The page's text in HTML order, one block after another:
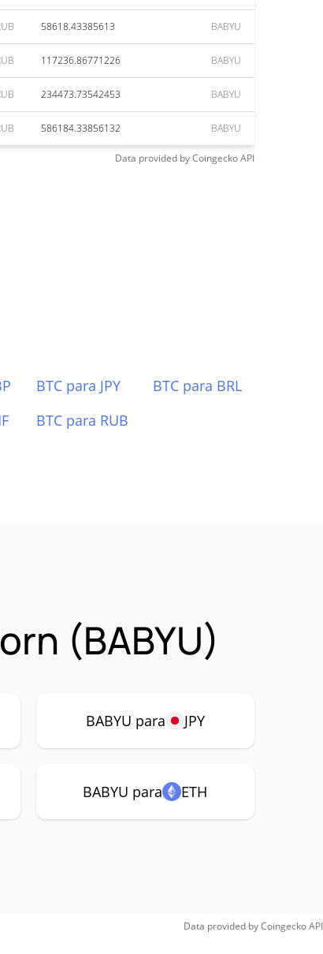
58618.43385613 BABYU
117236.86771226 BABYU
234473.73542453 BABYU
586184.33856132 BABYU
Data provided byCoingeckoAPI
BTC para JPY
BTC para BRL
BTC para RUB
(BABYU)
BABYU para JPY
BABYU para ETH
Data provided byCoingeckoAPI